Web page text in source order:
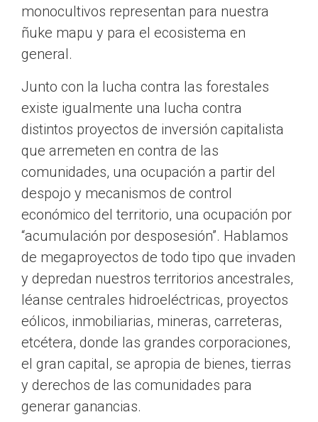
monocultivos representan para nuestra
ñuke mapu y para el ecosistema en
general.
Junto con la lucha contra las forestales
existe igualmente una lucha contra
distintos proyectos de inversión capitalista
que arremeten en contra de las
comunidades, una ocupación a partir del
despojo y mecanismos de control
económico del territorio, una ocupación por
“acumulación por desposesión”. Hablamos
de megaproyectos de todo tipo que invaden
y depredan nuestros territorios ancestrales,
léanse centrales hidroeléctricas, proyectos
eólicos, inmobiliarias, mineras, carreteras,
etcétera, donde las grandes corporaciones,
el gran capital, se apropia de bienes, tierras
y derechos de las comunidades para
generar ganancias.